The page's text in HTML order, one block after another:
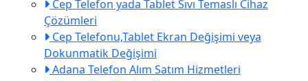
Cep Telefon yada Tablet Sıvı Temaslı Cihaz
Çözümleri
Cep Telefonu,Tablet Ekran Değişimi veya
Dokunmatik Değişimi
Adana Telefon Alım Satım Hizmetleri